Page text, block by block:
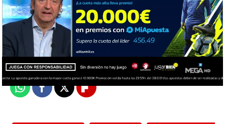
El Chiringuito
Madrid
Publicado:22 de febrero de 2021, 01:05
WhatsappFacebook
X Flipboard